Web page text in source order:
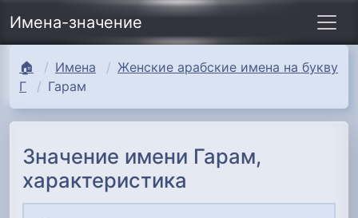
Имена-значение
🏠 Имена
Женские арабские имена на букву
Г
Гарам
Значение имени Гарам,
характеристика